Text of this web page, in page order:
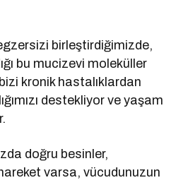
birleştirdiğimizde,
bu mucizevi moleküller
kronik hastalıklardan
destekliyor ve yaşam
doğru besinler,
varsa, vücudunuzun